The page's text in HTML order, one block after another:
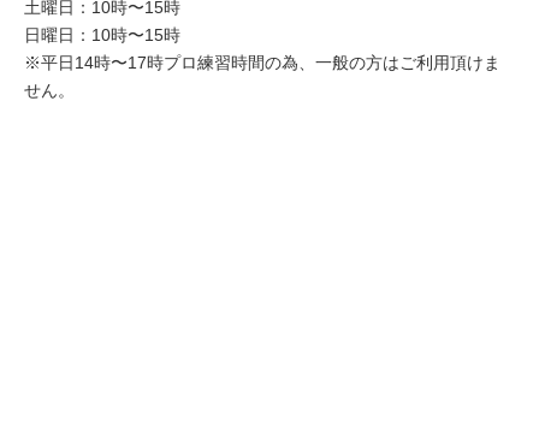
土曜日：10時〜15時
日曜日：10時〜15時
※平日14時〜17時プロ練習時間の為、一般の方はご利用頂けま
せん。